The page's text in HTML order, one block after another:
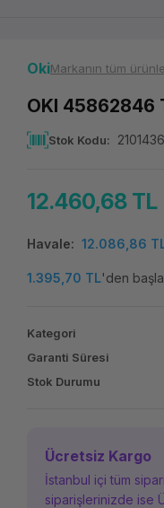
OkiMarkanın tüm
OKI 45862846
Stok Kodu
12.460,68 TL
Havale 12.086,86
1.395,70 TL'den
Kategori
Garanti Süresi
Stok Durumu
Ücretsiz Kargo
İstanbul içi tüm
siparişlerinizde ise